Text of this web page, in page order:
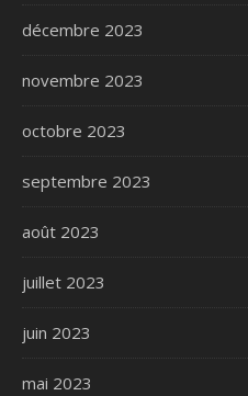
décembre 2023
novembre 2023
octobre 2023
septembre 2023
août 2023
juillet 2023
juin 2023
mai 2023